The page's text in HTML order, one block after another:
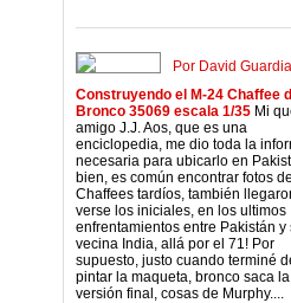
Por David Guardia
Construyendo el M-24 Chaffee
Bronco 35069 escala 1/35 Mi
amigo J.J. Aos, que es una
enciclopedia, me dio toda la
necesaria para ubicarlo en
bien, es común encontrar fotos de
Chaffees tardíos, también
verse los iniciales, en los ultimos
enfrentamientos entre Pakistán y
vecina India, allá por el 71! Por
supuesto, justo cuando terminé
pintar la maqueta, bronco saca la
versión final, cosas de Murphy....